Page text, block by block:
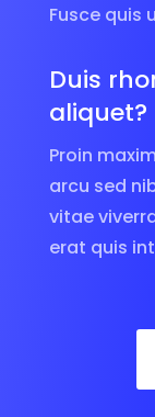
Fusce quis
Duis
aliquet?
Proin
arcu sed
vitae
erat quis